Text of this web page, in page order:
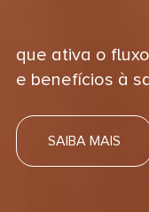
que ativa o
e benefícios à
SAIBA MAIS